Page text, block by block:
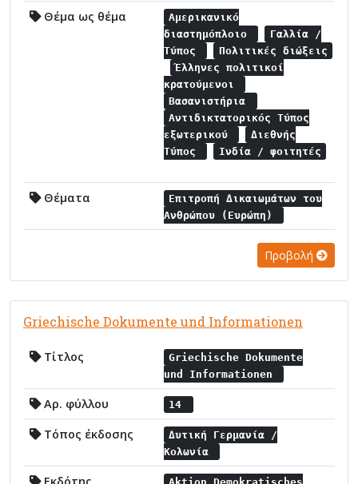
Θέμα ως θέμα
Αμερικανικό
διαστημόπλοιο
Γαλλία /
Τύπος
Πολιτικές διώξεις
Έλληνες πολιτικοί
κρατούμενοι
Βασανιστήρια
Αντιδικτατορικός Τύπος
εξωτερικού
Διεθνής
Τύπος
Ινδία / φοιτητές
Θέματα
Επιτροπή Δικαιωμάτων του
Ανθρώπου (Ευρώπη)
Προβολή
Griechische Dokumente und Informationen
Τίτλος
Griechische Dokumente
und Informationen
Αρ. φύλλου 14
Τόπος έκδοσης
Δυτική Γερμανία /
Κολωνία